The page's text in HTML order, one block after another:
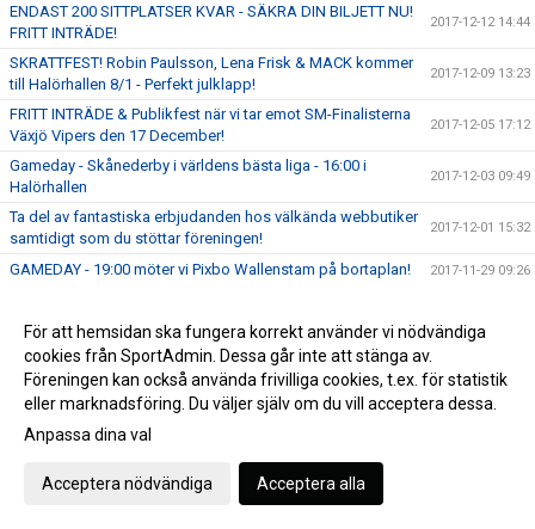
ENDAST 200 SITTPLATSER KVAR - SÄKRA DIN BILJETT NU!
FRITT INTRÄDE!
2017-12-12 14:44
SKRATTFEST! Robin Paulsson, Lena Frisk & MACK kommer
till Halörhallen 8/1 - Perfekt julklapp!
2017-12-09 13:23
FRITT INTRÄDE & Publikfest när vi tar emot SM-Finalisterna
Växjö Vipers den 17 December!
2017-12-05 17:12
Gameday - Skånederby i världens bästa liga - 16:00 i
Halörhallen
2017-12-03 09:49
Ta del av fantastiska erbjudanden hos välkända webbutiker
samtidigt som du stöttar föreningen!
2017-12-01 15:32
GAMEDAY - 19:00 möter vi Pixbo Wallenstam på bortaplan! 2017-11-29 09:26
GAMEDAY - 19:00 tar vi emot Team Thorengruppen hemma i
Halörhallen
2017-11-22 10:16
Stabil hemmaseger för damlaget mot Engelholm 2017-11-20 09:38
AIK
OTROLIGT LYCKAD VECKA I SKÅNEMÄSTERSKAPEN - SSL,
DAMERNA & H2 GICK ALLA VIDARE!
För att hemsidan ska fungera korrekt använder vi nödvändiga
cookies från SportAdmin. Dessa går inte att stänga av.
Föreningen kan också använda frivilliga cookies, t.ex. för statistik
eller marknadsföring. Du väljer själv om du vill acceptera dessa.
Anpassa dina val
Acceptera nödvändiga Acceptera alla